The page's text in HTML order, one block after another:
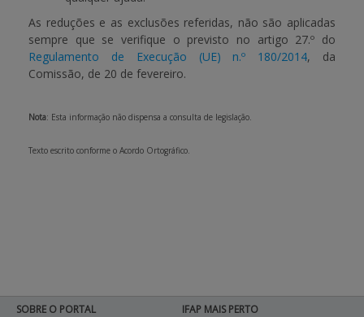
As reduções e as exclusões referidas, não são aplicadas
sempre que se verifique o previsto no artigo 27.º do
Regulamento de Execução (UE) n.º 180/2014, da
Comissão, de 20 de fevereiro.
Nota: Esta informação não dispensa a consulta de legislação.
Texto escrito conforme o Acordo Ortográfico.
SOBRE O PORTAL
IFAP MAIS PERTO